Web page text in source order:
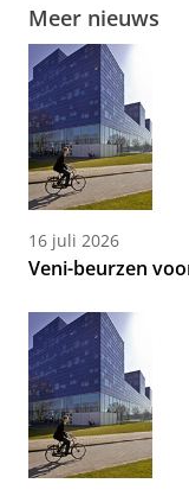
Meer nieuws
16 juli 2026
Veni-beurzen